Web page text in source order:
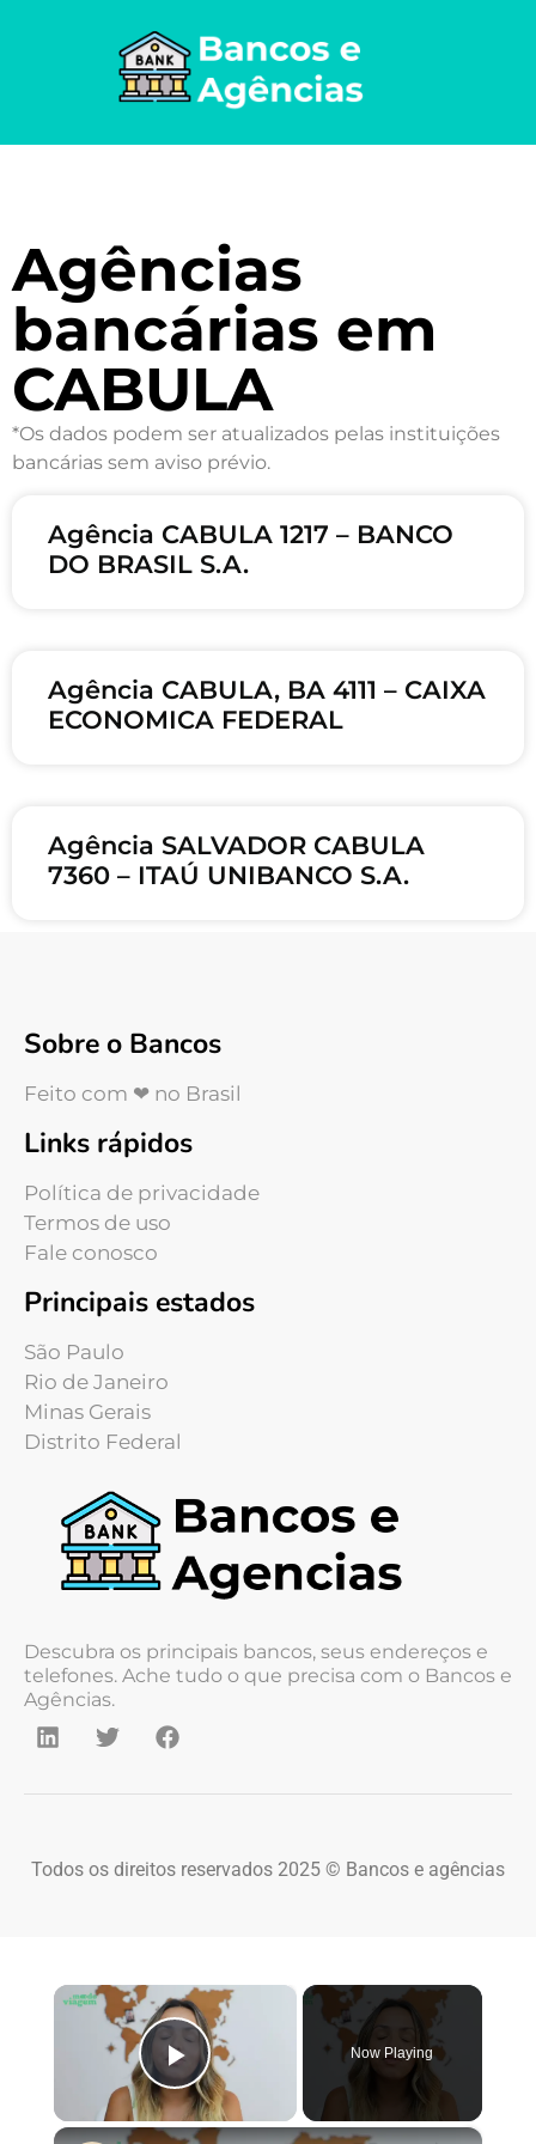
Agências
bancárias em
CABULA
*Os dados podem ser atualizados pelas instituições
bancárias sem aviso prévio.
Agência CABULA 1217 – BANCO
DO BRASIL S.A.
Agência CABULA, BA 4111 – CAIXA
ECONOMICA FEDERAL
Agência SALVADOR CABULA
7360 – ITAÚ UNIBANCO S.A.
Sobre o Bancos
Feito com ❤ no Brasil
Links rápidos
Política de privacidade
Termos de uso
Fale conosco
Principais estados
São Paulo
Rio de Janeiro
Minas Gerais
Distrito Federal
Descubra os principais bancos, seus endereços e
telefones. Ache tudo o que precisa com o Bancos e
Agências.
Todos os direitos reservados 2025 © Bancos e agências
×
Play Video
Now Playing
×